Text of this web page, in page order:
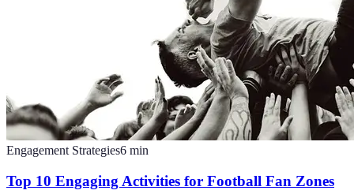
Engagement Strategies6 min
Top 10 Engaging Activities for Football Fan Zones